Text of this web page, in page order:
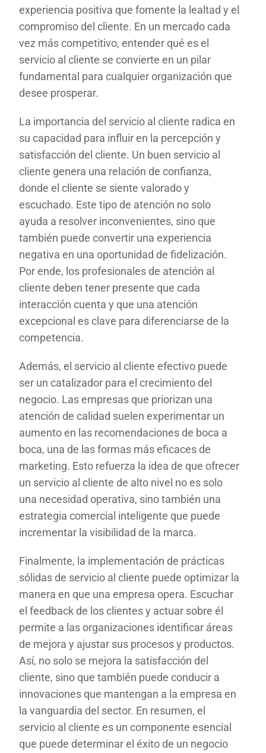
experiencia positiva que fomente la lealtad y el
compromiso del cliente. En un mercado cada
vez más competitivo, entender qué es el
servicio al cliente se convierte en un pilar
fundamental para cualquier organización que
desee prosperar.
La importancia del servicio al cliente radica en
su capacidad para influir en la percepción y
satisfacción del cliente. Un buen servicio al
cliente genera una relación de confianza,
donde el cliente se siente valorado y
escuchado. Este tipo de atención no solo
ayuda a resolver inconvenientes, sino que
también puede convertir una experiencia
negativa en una oportunidad de fidelización.
Por ende, los profesionales de atención al
cliente deben tener presente que cada
interacción cuenta y que una atención
excepcional es clave para diferenciarse de la
competencia.
Además, el servicio al cliente efectivo puede
ser un catalizador para el crecimiento del
negocio. Las empresas que priorizan una
atención de calidad suelen experimentar un
aumento en las recomendaciones de boca a
boca, una de las formas más eficaces de
marketing. Esto refuerza la idea de que ofrecer
un servicio al cliente de alto nivel no es solo
una necesidad operativa, sino también una
estrategia comercial inteligente que puede
incrementar la visibilidad de la marca.
Finalmente, la implementación de prácticas
sólidas de servicio al cliente puede optimizar la
manera en que una empresa opera. Escuchar
el feedback de los clientes y actuar sobre él
permite a las organizaciones identificar áreas
de mejora y ajustar sus procesos y productos.
Así, no solo se mejora la satisfacción del
cliente, sino que también puede conducir a
innovaciones que mantengan a la empresa en
la vanguardia del sector. En resumen, el
servicio al cliente es un componente esencial
que puede determinar el éxito de un negocio